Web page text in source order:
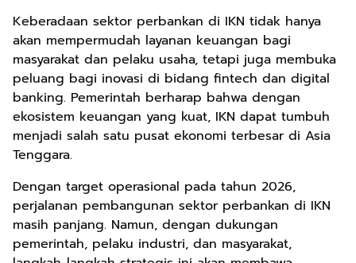
Keberadaan sektor perbankan di IKN tidak hanya
akan mempermudah layanan keuangan bagi
masyarakat dan pelaku usaha, tetapi juga membuka
peluang bagi inovasi di bidang fintech dan digital
banking. Pemerintah berharap bahwa dengan
ekosistem keuangan yang kuat, IKN dapat tumbuh
menjadi salah satu pusat ekonomi terbesar di Asia
Tenggara.
Dengan target operasional pada tahun 2026,
perjalanan pembangunan sektor perbankan di IKN
masih panjang. Namun, dengan dukungan
pemerintah, pelaku industri, dan masyarakat,